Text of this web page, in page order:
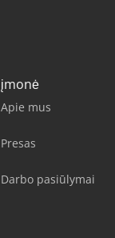
įmonė
Apie mus
Presas
Darbo pasiūlymai